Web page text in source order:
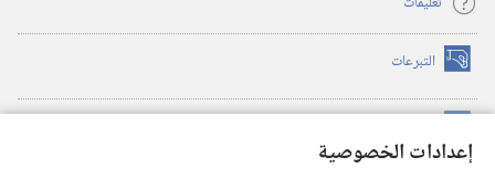
إعدادات الخصوصية
التبرعات (يفتح
نافذة
(يفتح
نافذة